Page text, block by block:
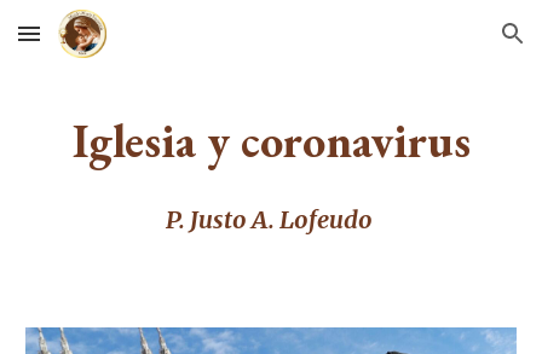
Skip to main content Skip to navigation
Iglesia y coronavirus
P. Justo A. Lofeudo